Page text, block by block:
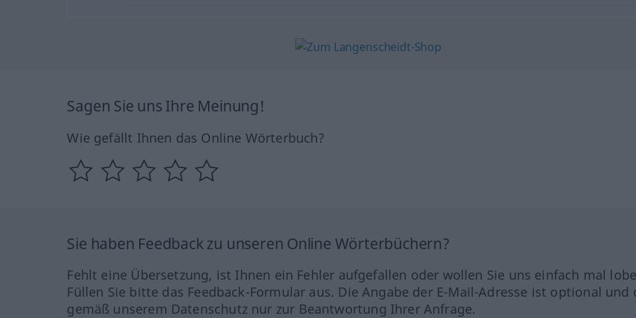
Sagen Sie uns Ihre Meinung!
Wie gefällt Ihnen das Online Wörterbuch?
Sie haben Feedback zu unseren Online Wörterbüchern?
Fehlt eine Übersetzung, ist Ihnen ein Fehler aufgefallen oder wollen Sie uns einfach mal
Füllen Sie bitte das Feedback-Formular aus. Die Angabe der E-Mail-Adresse ist optional und
gemäß unserem Datenschutz nur zur Beantwortung Ihrer Anfrage.